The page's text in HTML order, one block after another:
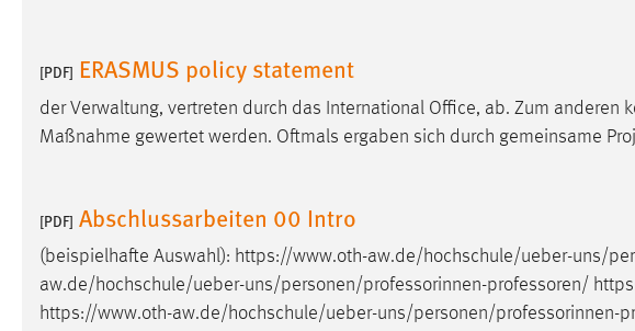
[PDF] ERASMUS policy statement
der Verwaltung, vertreten durch das International Office, ab. Zum anderen
Maßnahme gewertet werden. Oftmals ergaben sich durch gemeinsame
[PDF] Abschlussarbeiten 00 Intro
(beispielhafte Auswahl): https://www.oth-aw.de/hochschule/ueber-uns/
aw.de/hochschule/ueber-uns/personen/professorinnen-professoren/
https://www.oth-aw.de/hochschule/ueber-uns/personen/professorinnen-